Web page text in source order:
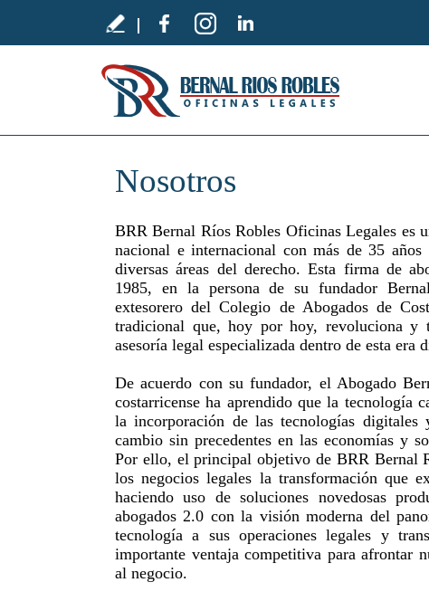
Nosotros
BRR Bernal Ríos Robles Oficinas Legales es
nacional e internacional con más de 35
diversas áreas del derecho. Esta firma de
1985, en la persona de su fundador
extesorero del Colegio de Abogados de
tradicional que, hoy por hoy, revoluciona y
asesoría legal especializada dentro de esta era
De acuerdo con su fundador, el Abogado
costarricense ha aprendido que la tecnología
la incorporación de las tecnologías
cambio sin precedentes en las economías y
Por ello, el principal objetivo de BRR Bernal
los negocios legales la transformación que
haciendo uso de soluciones novedosas
abogados 2.0 con la visión moderna del
tecnología a sus operaciones legales y
importante ventaja competitiva para afrontar
al negocio.